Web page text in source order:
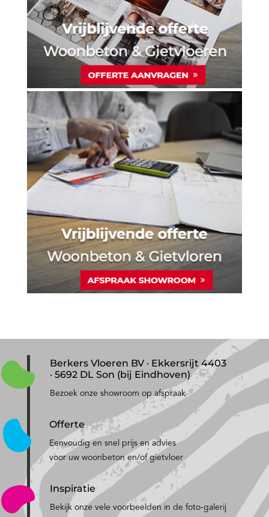
Berkers Vloeren BV · Ekkersrijt 4403
· 5692 DL Son (bij Eindhoven)
Bezoek onze showroom op afspraak
Offerte
Eenvoudig en snel prijs en advies
voor uw woonbeton en/of gietvloer
Inspiratie
Bekijk onze vele voorbeelden in de foto-galerij